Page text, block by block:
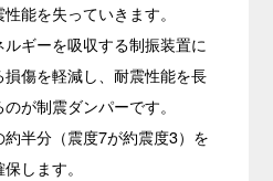
能を失っていきます。
ギーを吸収する制振装置に
傷を軽減し、耐震性能を長
が制震ダンパーです。
半分（震度7が約震度3）を
します。